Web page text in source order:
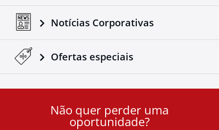
Notícias Corporativas
Ofertas especiais
Não quer perder uma
oportunidade?